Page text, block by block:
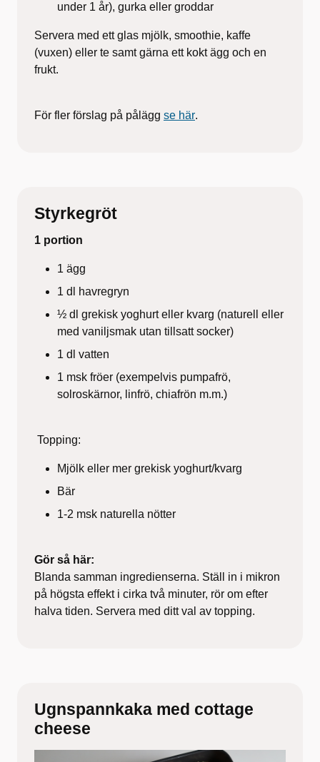
under 1 år), gurka eller groddar
Servera med ett glas mjölk, smoothie, kaffe
(vuxen) eller te samt gärna ett kokt ägg och en
frukt.
För fler förslag på pålägg se här.
Styrkegröt
1 portion
1 ägg
1 dl havregryn
½ dl grekisk yoghurt eller kvarg (naturell eller
med vaniljsmak utan tillsatt socker)
1 dl vatten
1 msk fröer (exempelvis pumpafrö,
solroskärnor, linfrö, chiafrön m.m.)
Topping:
Mjölk eller mer grekisk yoghurt/kvarg
Bär
1-2 msk naturella nötter
Gör så här:
Blanda samman ingredienserna. Ställ in i mikron
på högsta effekt i cirka två minuter, rör om efter
halva tiden. Servera med ditt val av topping.
Ugnspannkaka med cottage
cheese